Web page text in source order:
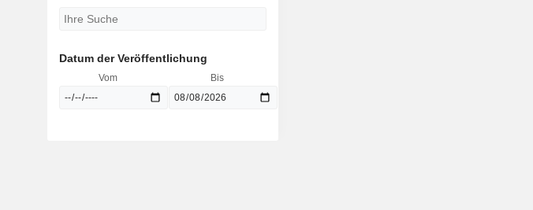
Datum der Veröffentlichung
Vom Bis